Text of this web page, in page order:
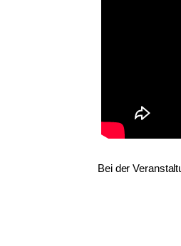
Bei der